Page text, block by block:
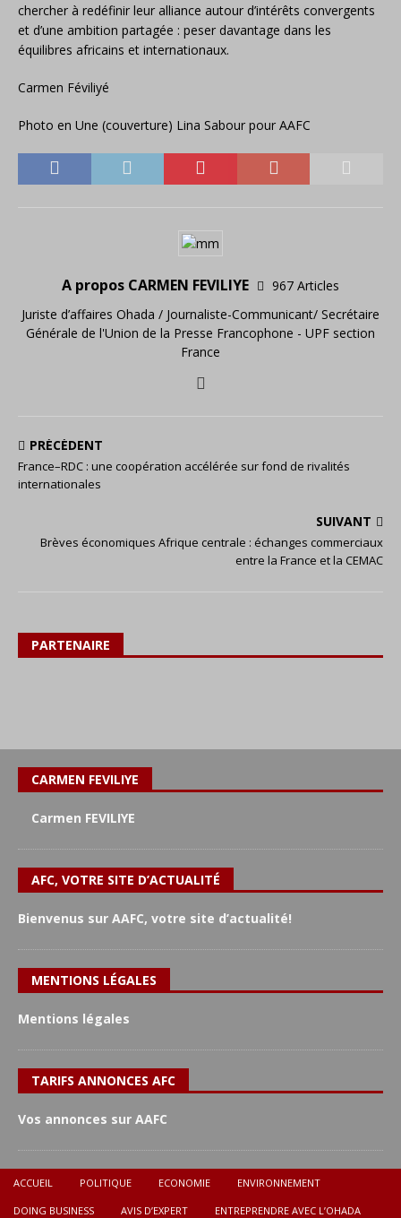
chercher à redéfinir leur alliance autour d’intérêts convergents
et d’une ambition partagée : peser davantage dans les
équilibres africains et internationaux.
Carmen Féviliyé
Photo en Une (couverture) Lina Sabour pour AAFC
A propos CARMEN FEVILIYE
967 Articles
Juriste d’affaires Ohada / Journaliste-Communicant/ Secrétaire
Générale de l'Union de la Presse Francophone - UPF section
France
PRÉCÉDENT
France–RDC : une coopération accélérée sur fond de rivalités
internationales
SUIVANT
Brèves économiques Afrique centrale : échanges commerciaux
entre la France et la CEMAC
PARTENAIRE
CARMEN FEVILIYE
Carmen FEVILIYE
AFC, VOTRE SITE D’ACTUALITÉ
Bienvenus sur AAFC, votre site d’actualité!
MENTIONS LÉGALES
Mentions légales
TARIFS ANNONCES AFC
Vos annonces sur AAFC
ACCUEIL POLITIQUE ECONOMIE ENVIRONNEMENT
DOING BUSINESS AVIS D’EXPERT ENTREPRENDRE AVEC L’OHADA